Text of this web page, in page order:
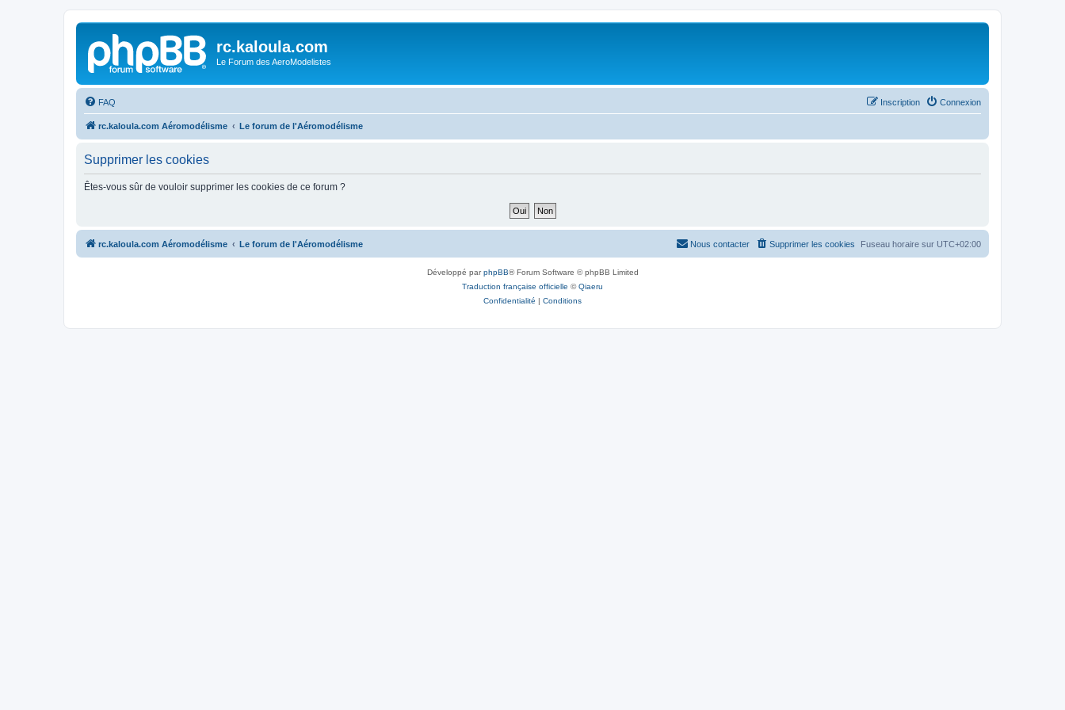
rc.kaloula.com
Le Forum des AeroModelistes
FAQ Connexion
Inscription
rc.kaloula.com Aéromodélisme Le forum de l'Aéromodélisme
Supprimer les cookies
Êtes-vous sûr de vouloir supprimer les cookies de ce forum ?
rc.kaloula.com Aéromodélisme Le forum de l'Aéromodélisme Fuseau horaire sur UTC+02:00
Supprimer les cookies
Nous contacter
Développé parphpBB® Forum Software © phpBB Limited
Traduction française officielle ©Qiaeru
Confidentialité | Conditions